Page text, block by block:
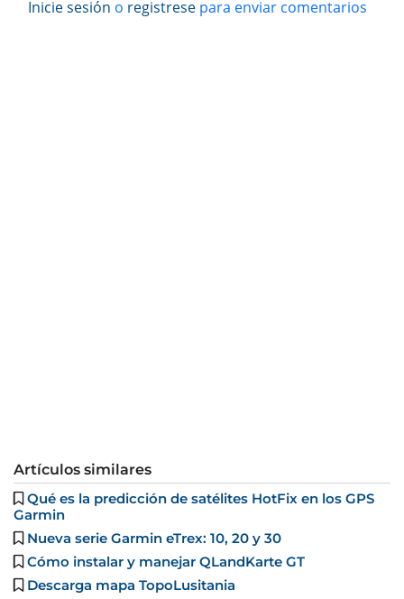
Inicie sesión o registrese para enviar comentarios
Artículos similares
Qué es la predicción de satélites HotFix en los GPS
Garmin
Nueva serie Garmin eTrex: 10, 20 y 30
Cómo instalar y manejar QLandKarte GT
Descarga mapa TopoLusitania